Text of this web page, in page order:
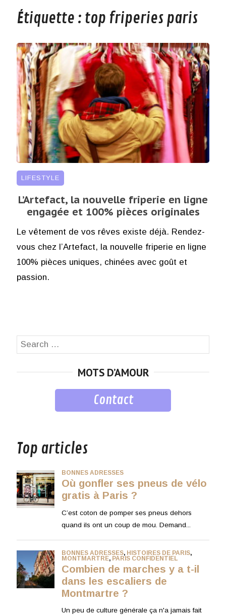
Étiquette : top friperies paris
LIFESTYLE
L’Artefact, la nouvelle friperie en ligne
engagée et 100% pièces originales
Le vêtement de vos rêves existe déjà. Rendez-
vous chez l’Artefact, la nouvelle friperie en ligne
100% pièces uniques, chinées avec goût et
passion.
Search
MOTS D’AMOUR
Contact
Top articles